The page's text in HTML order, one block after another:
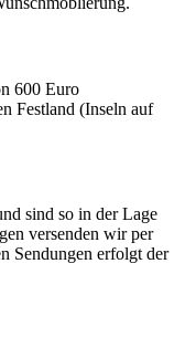
600 Euro
Festland (Inseln auf
sind so in der Lage
versenden wir per
Sendungen erfolgt der